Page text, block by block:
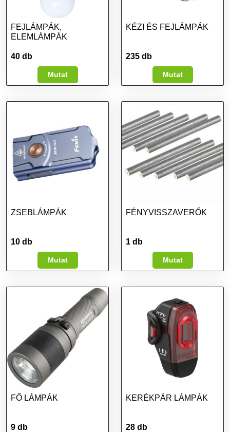
FEJLÁMPÁK,
ELEMLÁMPÁK
40 db
Mutat
KÉZI ÉS FEJLÁMPÁK
235 db
Mutat
ZSEBLÁMPÁK
10 db
Mutat
FÉNYVISSZAVERŐK
1 db
Mutat
FŐ LÁMPÁK
9 db
KERÉKPÁR LÁMPÁK
28 db